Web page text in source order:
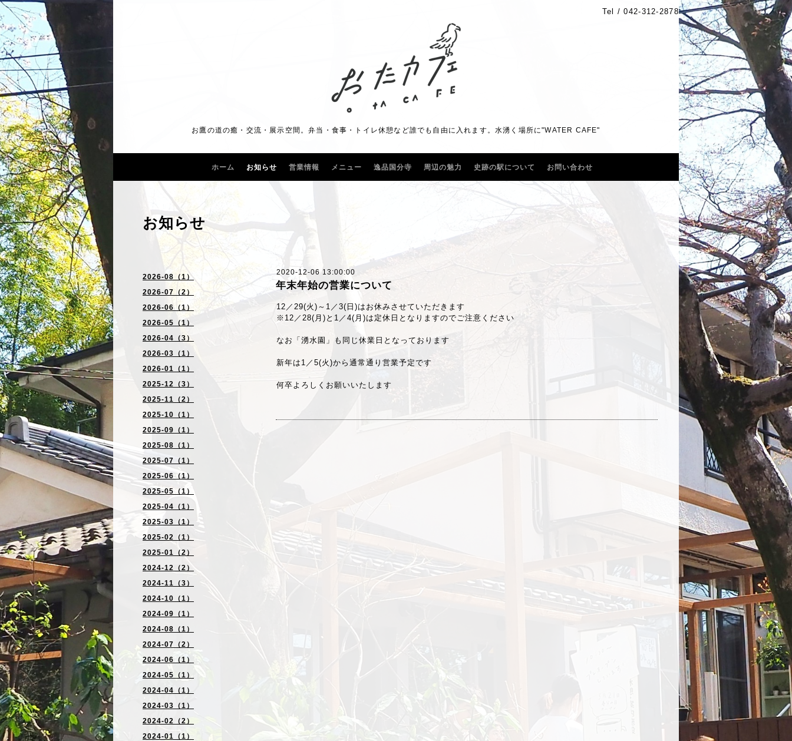
Tel /042-312-2878
お鷹の道の癒・交流・展示空間。弁当・食事・トイレ休憩など誰でも自由に入れます。水湧く場所に"WATER CAFE"
ホーム お知らせ 営業情報 メニュー 逸品国分寺 周辺の魅力 史跡の駅について お問い合わせ
2026-08（1）
2026-07（2）
2026-06（1）
2026-05（1）
2026-04（3）
2026-03（1）
2026-01（1）
2025-12（3）
2025-11（2）
2025-10（1）
2025-09（1）
2025-08（1）
2025-07（1）
2025-06（1）
2025-05（1）
2025-04（1）
2025-03（1）
2025-02（1）
2025-01（2）
2024-12（2）
2024-11（3）
2024-10（1）
2024-09（1）
2024-08（1）
2024-07（2）
2024-06（1）
2024-05（1）
2024-04（1）
2024-03（1）
2024-02（2）
2024-01（1）
お知らせ
2020-12-06 13:00:00
年末年始の営業について
12／29(火)～1／3(日)はお休みさせていただきます
※12／28(月)と1／4(月)は定休日となりますのでご注意ください
なお「湧水園」も同じ休業日となっております
新年は1／5(火)から通常通り営業予定です
何卒よろしくお願いいたします